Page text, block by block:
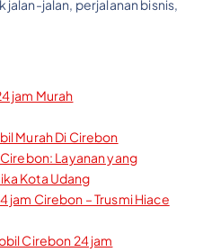
jalan-jalan, perjalanan bisnis,
jam Murah
Murah Di Cirebon
Layanan yang
Kota Udang
jam Cirebon – Trusmi Hiace
Cirebon 24 jam